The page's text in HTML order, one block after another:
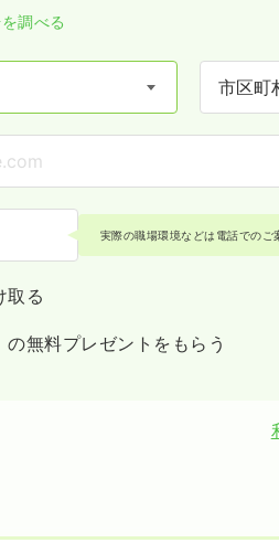
調べる
実際の職場環境などは電話でのご
取る
の無料プレゼントをもらう